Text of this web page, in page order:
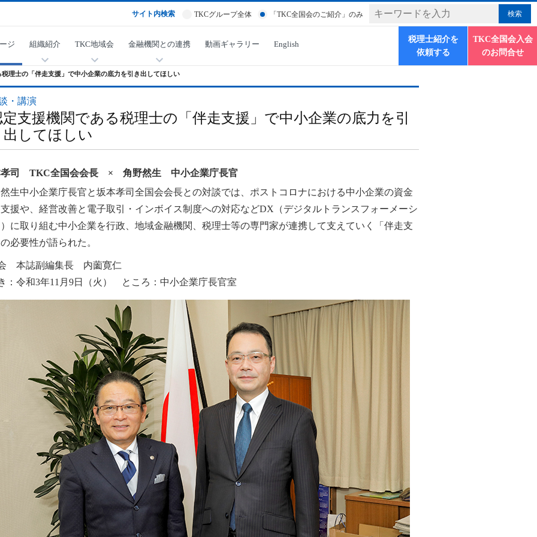
サイト内検索 TKCグループ全体 「TKC全国会のご紹介」のみ
ジ 組織紹介 TKC地域会 金融機関との連携 動画ギャラリー English
税理士紹介を
依頼する
TKC全国会入会
のお問合せ
理士の「伴走支援」で中小企業の底力を引き出してほしい
・講演
定支援機関である税理士の「伴走支援」で中小企業の底力を引
出してほしい
孝司 TKC全国会会長 × 角野然生 中小企業庁長官
生中小企業庁長官と坂本孝司全国会会長との対談では、ポストコロナにおける中小企業の資金
援や、経営改善と電子取引・インボイス制度への対応などDX（デジタルトランスフォーメーシ
に取り組む中小企業を行政、地域金融機関、税理士等の専門家が連携して支えていく「伴走支
必要性が語られた。
本誌副編集長 内薗寛仁
：令和3年11月9日（火） ところ：中小企業庁長官室